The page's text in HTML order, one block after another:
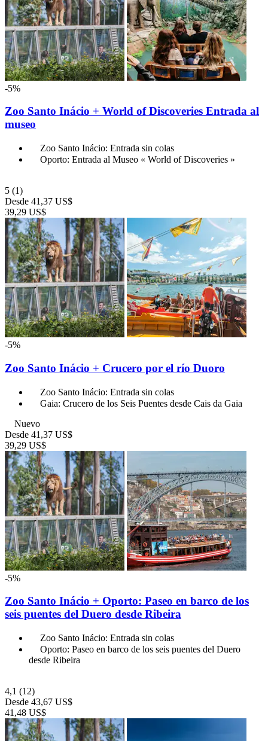
-5%
Zoo Santo Inácio + World of Discoveries Entrada al
museo
Zoo Santo Inácio: Entrada sin colas
Oporto: Entrada al Museo « World of Discoveries »
5 (1)
Desde 41,37 US$
39,29 US$
-5%
Zoo Santo Inácio + Crucero por el río Duoro
Zoo Santo Inácio: Entrada sin colas
Gaia: Crucero de los Seis Puentes desde Cais da Gaia
Nuevo
Desde 41,37 US$
39,29 US$
-5%
Zoo Santo Inácio + Oporto: Paseo en barco de los
seis puentes del Duero desde Ribeira
Zoo Santo Inácio: Entrada sin colas
Oporto: Paseo en barco de los seis puentes del Duero
desde Ribeira
4,1 (12)
Desde 43,67 US$
41,48 US$